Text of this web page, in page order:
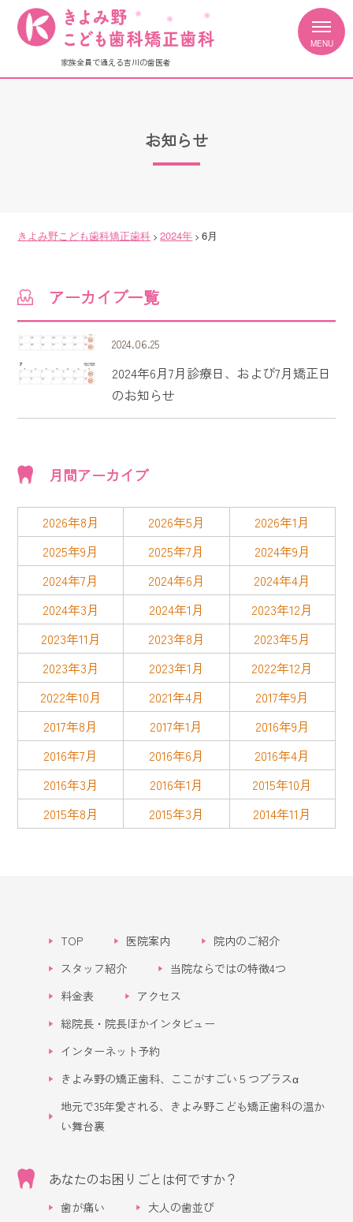
家族全員で通える吉川の歯医者
お知らせ
きよみ野こども歯科矯正歯科 >2024年 >6月
アーカイブ一覧
2024.06.25
2024年6月7月診療日、および7月矯正日
のお知らせ
月間アーカイブ
2026年8月 2026年5月
2026年1月
2025年9月
2025年7月
2024年9月
2024年7月
2024年6月
2024年4月
2024年3月
2024年1月
2023年12月
2023年11月
2023年8月
2023年5月
2023年3月
2023年1月
2022年12月
2022年10月
2021年4月
2017年9月
2017年8月
2017年1月
2016年9月
2016年7月
2016年6月
2016年4月
2016年3月
2016年1月
2015年10月
2015年8月
2015年3月 2014年11月
TOP 医院案内
院内のご紹介
スタッフ紹介
当院ならではの特徴4つ
料金表
アクセス
総院長・院長ほかインタビュー
インターネット予約
きよみ野の矯正歯科、ここがすごい５つプラスα
地元で35年愛される、きよみ野こども矯正歯科の温か
い舞台裏
あなたのお困りごとは何ですか？
歯が痛い
大人の歯並び